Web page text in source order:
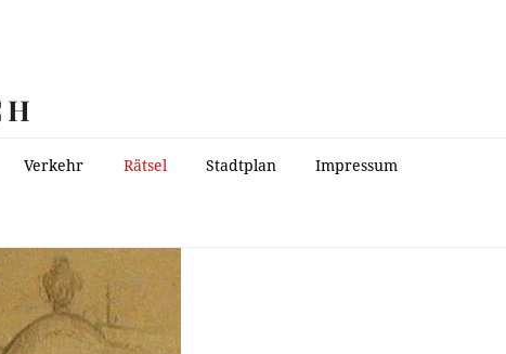
Verkehr Rätsel Stadtplan Impressum